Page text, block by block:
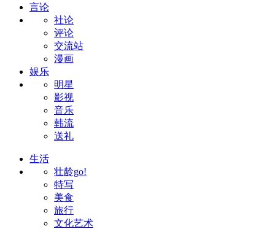
言论
社论
评论
交流站
漫画
娱乐
明星
影视
音乐
韩流
送礼
生活
壮龄go!
特写
美食
旅行
文化艺术